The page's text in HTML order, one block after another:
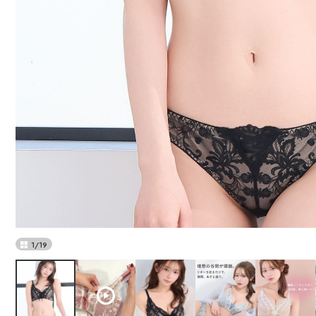
1/19